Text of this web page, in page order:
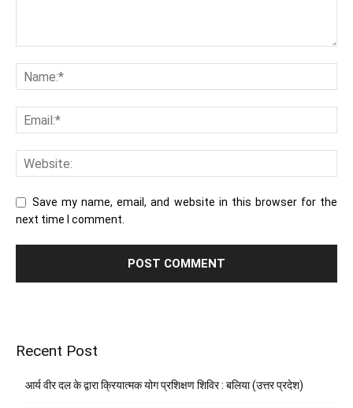
Save my name, email, and website in this browser for the
next time I comment.
Recent Post
आर्य वीर दल के द्वारा क्रियात्मक योग प्रशिक्षण शिविर : बलिया (उत्तर प्रदेश)